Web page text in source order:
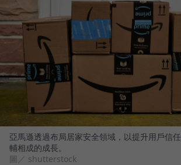
亞馬遜透過布局居家安全領域，以提升用戶信
輔相成的成長。
圖／ shutterstock